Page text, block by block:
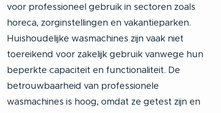
voor professioneel gebruik in sectoren zoals
horeca, zorginstellingen en vakantieparken.
Huishoudelijke wasmachines zijn vaak niet
toereikend voor zakelijk gebruik vanwege hun
beperkte capaciteit en functionaliteit. De
betrouwbaarheid van professionele
wasmachines is hoog, omdat ze getest zijn en